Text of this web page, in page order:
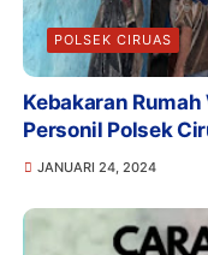
POLSEK CIRUAS
Kebakaran
Personil Polsek
JANUARI 24, 2024